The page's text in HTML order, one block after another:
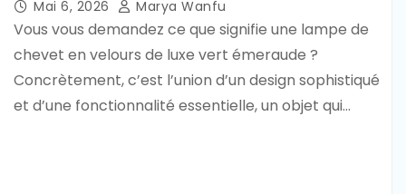
Mai 6, 2026 Marya Wanfu
Vous vous demandez ce que signifie une lampe de
chevet en velours de luxe vert émeraude ?
Concrètement, c’est l’union d’un design sophistiqué
et d’une fonctionnalité essentielle, un objet qui…